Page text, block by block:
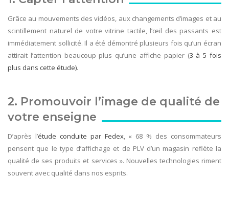
Grâce au mouvements des vidéos, aux changements d’images et au
scintillement naturel de votre vitrine tactile, l’œil des passants est
immédiatement sollicité. Il a été démontré plusieurs fois qu’un écran
attirait l’attention beaucoup plus qu’une affiche papier (3 à 5 fois
plus dans cette étude).
2. Promouvoir l’image de qualité de
votre enseigne
D’après l’étude conduite par Fedex, « 68 % des consommateurs
pensent que le type d’affichage et de PLV d’un magasin reflète la
qualité de ses produits et services ». Nouvelles technologies riment
souvent avec qualité dans nos esprits.